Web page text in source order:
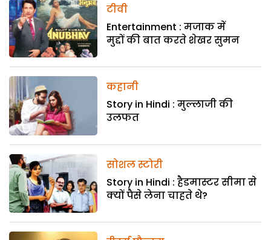
टीवी
Entertainment : मजाक में
मुद्दों की बात करते शेखर सुमन
कहानी
Story in Hindi : मुल्लाजी की
उलफत
सोशल स्टोरी
Story in Hindi : हैडमास्टर सीमा से
क्यों पैसे लेना चाहते थे?